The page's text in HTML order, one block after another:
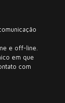
e off-line.
em que
com